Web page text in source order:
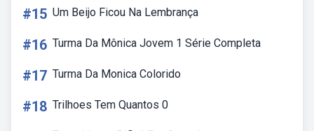
#15 Um Beijo Ficou Na Lembrança
#16 Turma Da Mônica Jovem 1 Série Completa
#17 Turma Da Monica Colorido
#18 Trilhoes Tem Quantos 0